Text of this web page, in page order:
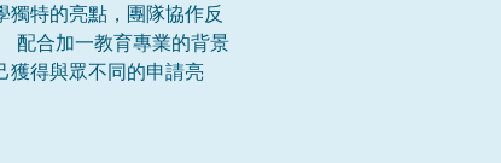
獨特的亮點，團隊協作反
配合加一教育專業的背景
獲得與眾不同的申請亮